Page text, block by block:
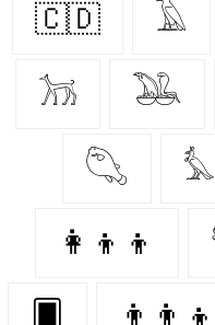
🇨🇩 𓄿
𓃡 𓅒
𓆡 𓅘
👩‍👦‍👦